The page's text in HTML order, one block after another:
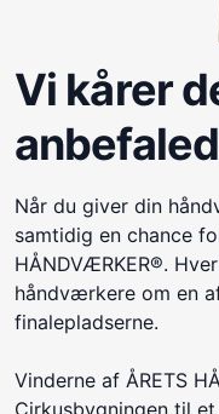
Vi kårer
Når du giver din
samtidig en chance
HÅNDVÆRKER®.
håndværkere om en
finalepladserne.
Vinderne af ÅRETS
Cirkusbygningen til